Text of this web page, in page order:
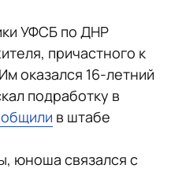
УФСБ по ДНР
причастного к
оказался 16-летний
подработку в
в штабе
юноша связался с